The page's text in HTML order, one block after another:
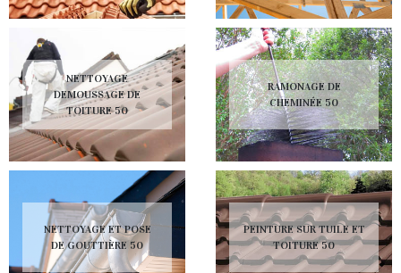
NETTOYAGE
DEMOUSSAGE DE
TOITURE 50
NETTOYAGE ET POSE
DE GOUTTIÈRE 50
RAMONAGE DE
CHEMINÉE 50
PEINTURE SUR TUILE ET
TOITURE 50